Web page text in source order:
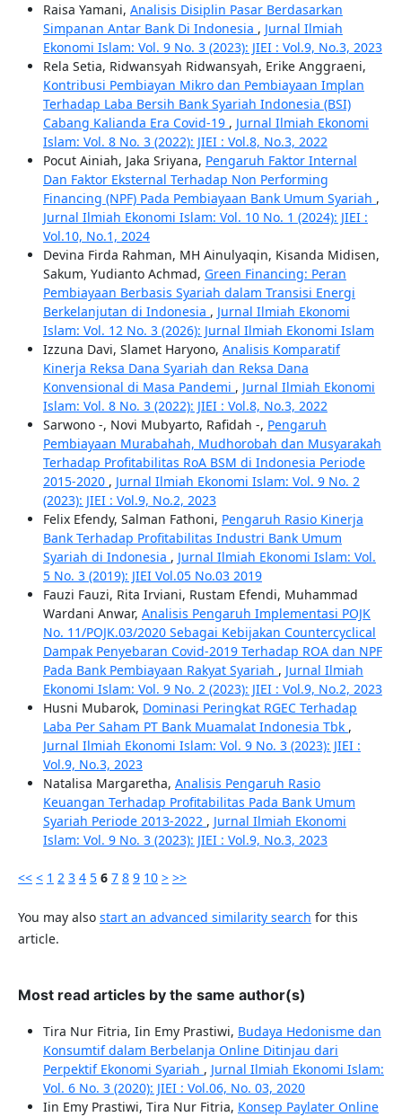
Raisa Yamani, Analisis Disiplin Pasar Berdasarkan
Simpanan Antar Bank Di Indonesia , Jurnal Ilmiah
Ekonomi Islam: Vol. 9 No. 3 (2023): JIEI : Vol.9, No.3, 2023
Rela Setia, Ridwansyah Ridwansyah, Erike Anggraeni,
Kontribusi Pembiayan Mikro dan Pembiayaan Implan
Terhadap Laba Bersih Bank Syariah Indonesia (BSI)
Cabang Kalianda Era Covid-19 , Jurnal Ilmiah Ekonomi
Islam: Vol. 8 No. 3 (2022): JIEI : Vol.8, No.3, 2022
Pocut Ainiah, Jaka Sriyana, Pengaruh Faktor Internal
Dan Faktor Eksternal Terhadap Non Performing
Financing (NPF) Pada Pembiayaan Bank Umum Syariah ,
Jurnal Ilmiah Ekonomi Islam: Vol. 10 No. 1 (2024): JIEI :
Vol.10, No.1, 2024
Devina Firda Rahman, MH Ainulyaqin, Kisanda Midisen,
Sakum, Yudianto Achmad, Green Financing: Peran
Pembiayaan Berbasis Syariah dalam Transisi Energi
Berkelanjutan di Indonesia , Jurnal Ilmiah Ekonomi
Islam: Vol. 12 No. 3 (2026): Jurnal Ilmiah Ekonomi Islam
Izzuna Davi, Slamet Haryono, Analisis Komparatif
Kinerja Reksa Dana Syariah dan Reksa Dana
Konvensional di Masa Pandemi , Jurnal Ilmiah Ekonomi
Islam: Vol. 8 No. 3 (2022): JIEI : Vol.8, No.3, 2022
Sarwono -, Novi Mubyarto, Rafidah -, Pengaruh
Pembiayaan Murabahah, Mudhorobah dan Musyarakah
Terhadap Profitabilitas RoA BSM di Indonesia Periode
2015-2020 , Jurnal Ilmiah Ekonomi Islam: Vol. 9 No. 2
(2023): JIEI : Vol.9, No.2, 2023
Felix Efendy, Salman Fathoni, Pengaruh Rasio Kinerja
Bank Terhadap Profitabilitas Industri Bank Umum
Syariah di Indonesia , Jurnal Ilmiah Ekonomi Islam: Vol.
5 No. 3 (2019): JIEI Vol.05 No.03 2019
Fauzi Fauzi, Rita Irviani, Rustam Efendi, Muhammad
Wardani Anwar, Analisis Pengaruh Implementasi POJK
No. 11/POJK.03/2020 Sebagai Kebijakan Countercyclical
Dampak Penyebaran Covid-2019 Terhadap ROA dan NPF
Pada Bank Pembiayaan Rakyat Syariah , Jurnal Ilmiah
Ekonomi Islam: Vol. 9 No. 2 (2023): JIEI : Vol.9, No.2, 2023
Husni Mubarok, Dominasi Peringkat RGEC Terhadap
Laba Per Saham PT Bank Muamalat Indonesia Tbk ,
Jurnal Ilmiah Ekonomi Islam: Vol. 9 No. 3 (2023): JIEI :
Vol.9, No.3, 2023
Natalisa Margaretha, Analisis Pengaruh Rasio
Keuangan Terhadap Profitabilitas Pada Bank Umum
Syariah Periode 2013-2022 , Jurnal Ilmiah Ekonomi
Islam: Vol. 9 No. 3 (2023): JIEI : Vol.9, No.3, 2023
<< < 1 2 3 4 5 6 7 8 9 10 > >>
You may also start an advanced similarity search for this
article.
Most read articles by the same author(s)
Tira Nur Fitria, Iin Emy Prastiwi, Budaya Hedonisme dan
Konsumtif dalam Berbelanja Online Ditinjau dari
Perpektif Ekonomi Syariah , Jurnal Ilmiah Ekonomi Islam:
Vol. 6 No. 3 (2020): JIEI : Vol.06, No. 03, 2020
Iin Emy Prastiwi, Tira Nur Fitria, Konsep Paylater Online